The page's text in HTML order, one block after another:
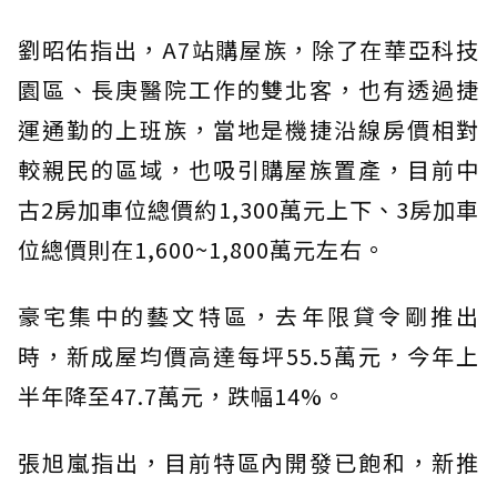
劉昭佑指出，A7站購屋族，除了在華亞科技
園區、長庚醫院工作的雙北客，也有透過捷
運通勤的上班族，當地是機捷沿線房價相對
較親民的區域，也吸引購屋族置產，目前中
古2房加車位總價約1,300萬元上下、3房加車
位總價則在1,600~1,800萬元左右。
豪宅集中的藝文特區，去年限貸令剛推出
時，新成屋均價高達每坪55.5萬元，今年上
半年降至47.7萬元，跌幅14%。
張旭嵐指出，目前特區內開發已飽和，新推